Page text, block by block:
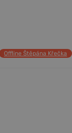
Offline Štěpána Křečka